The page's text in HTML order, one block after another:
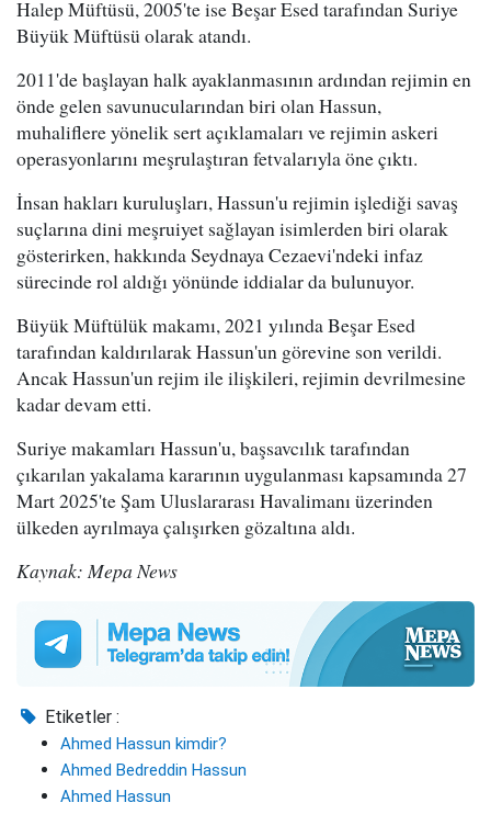
Halep Müftüsü, 2005'te ise Beşar Esed tarafından Suriye
Büyük Müftüsü olarak atandı.
2011'de başlayan halk ayaklanmasının ardından rejimin en
önde gelen savunucularından biri olan Hassun,
muhaliflere yönelik sert açıklamaları ve rejimin askeri
operasyonlarını meşrulaştıran fetvalarıyla öne çıktı.
İnsan hakları kuruluşları, Hassun'u rejimin işlediği savaş
suçlarına dini meşruiyet sağlayan isimlerden biri olarak
gösterirken, hakkında Seydnaya Cezaevi'ndeki infaz
sürecinde rol aldığı yönünde iddialar da bulunuyor.
Büyük Müftülük makamı, 2021 yılında Beşar Esed
tarafından kaldırılarak Hassun'un görevine son verildi.
Ancak Hassun'un rejim ile ilişkileri, rejimin devrilmesine
kadar devam etti.
Suriye makamları Hassun'u, başsavcılık tarafından
çıkarılan yakalama kararının uygulanması kapsamında 27
Mart 2025'te Şam Uluslararası Havalimanı üzerinden
ülkeden ayrılmaya çalışırken gözaltına aldı.
Kaynak: Mepa News
Etiketler :
Ahmed Hassun kimdir?
Ahmed Bedreddin Hassun
Ahmed Hassun